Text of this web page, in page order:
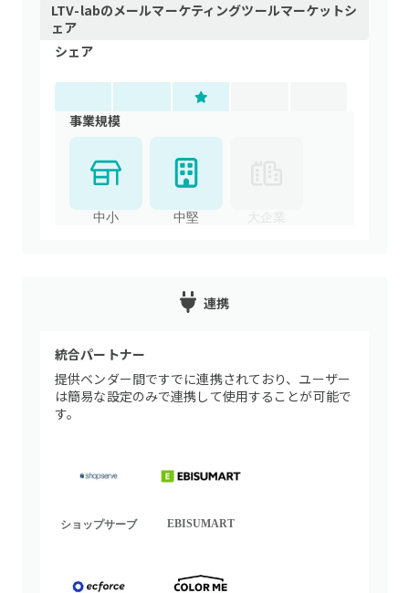
LTV-labのメールマーケティングツールマーケットシ
ェア
シェア
事業規模
中小 中堅 大企業
連携
統合パートナー
提供ベンダー間ですでに連携されており、ユーザー
は簡易な設定のみで連携して使用することが可能で
す。
ショップサーブ EBISUMART